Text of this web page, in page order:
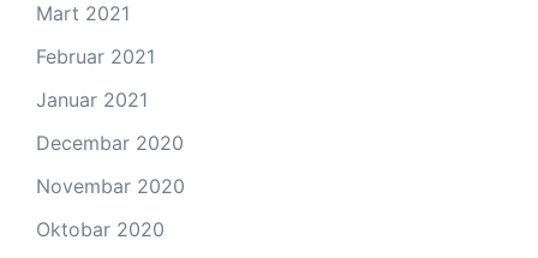
Mart 2021
Februar 2021
Januar 2021
Decembar 2020
Novembar 2020
Oktobar 2020